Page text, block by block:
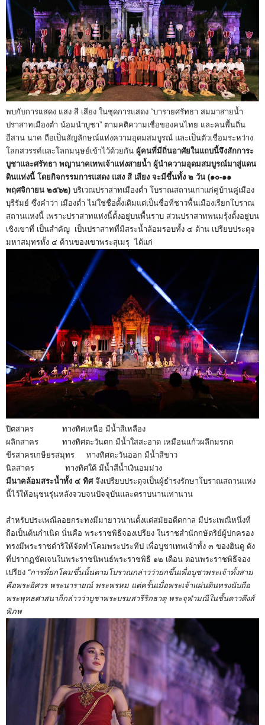
พบกับการแสดง แสง สี เสียง ในชุดการแสดง “บารายศรัทธา สมมาสายน้ำ
ปราสาทเมืองต่ำ น้อมนำบูชา” ตามคติความเชื่อของคนไทย และคนพื้นถิ่น
อีสาน นาค ถือเป็นสัญลักษณ์แห่งความอุดมสมบูรณ์ และเป็นตัวเชื่อมระหว่าง
โลกสวรรค์และโลกมนุษย์เข้าไว้ด้วยกัน ผู้คนที่มีถิ่นอาศัยในแถบนี้จึงสักการะ
บูชาและศรัทธา พญานาคเทพเจ้าแห่งสายน้ำ ผู้นำความอุดมสมบูรณ์มาสู่แดน
ดินแห่งนี้ โดยกิจกรรมการแสดง แสง สี เสียง จะมีขึ้นทั้ง ๒ วัน (๑๐-๑๑
พฤศจิกายน ๒๕๖๒) บริเวณปราสาทเมืองต่ำ โบราณสถานเก่าแก่คู่บ้านคู่เมือง
บุรีรัมย์ ซึ่งคำว่า เมืองต่ำ ไม่ใช่ชื่อดั้งเดิมแต่เป็นชื่อที่ชาวพื้นเมืองเรียกโบราณ
สถานแห่งนี้ เพราะปราสาทแห่งนี้ตั้งอยู่บนพื้นราบ ส่วนปราสาทพนมรุ้งตั้งอยู่บน
เชิงเขาที่ เป็นสำคัญ เป็นปราสาทที่มีสระน้ำล้อมรอบทั้ง ๔ ด้าน เปรียบประดุจ
มหาสมุทรทั้ง ๔ ด้านของเขาพระสุเมรุ ได้แก่
ปิตสาคร ทางทิศเหนือ มีน้ำสีเหลือง
ผลิกสาคร ทางทิศตะวันตก มีน้ำใสสะอาด เหมือนแก้วผลึกมรกต
ขีรสาครเกษียรสมุทร ทางทิศตะวันออก มีน้ำสีขาว
นิลสาคร ทางทิศใต้ มีน้ำสีน้ำเงินอมม่วง
มีนาคล้อมสระน้ำทั้ง ๔ ทิศจึงเปรียบประดุจเป็นผู้ธำรงรักษาโบราณสถานแห่ง
นี้ไว้ให้อนุชนรุ่นหลังจวบจนปัจจุบันและตราบนานเท่านาน
สำหรับประเพณีลอยกระทงมีมายาวนานตั้งแต่สมัยอดีตกาล มีประเพณีหนึ่งที่
ถือเป็นต้นกำเนิด นั่นคือ พระราชพิธีจองเปรียง ในราชสำนักกษัตริย์ผู้ปกครอง
ทรงมีพระราชดำริให้จัดทำโคมพระประทีป เพื่อบูชาเทพเจ้าทั้ง ๓ ของฮินดู ดัง
ที่ปรากฏชัดเจนในพระราชนิพนธ์พระราชพิธี ๑๒ เดือน ตอนพระราชพิธีจอง
เปรียง “การที่ยกโคมขึ้นนั้นตามโบราณกล่าวว่ายกขึ้นเพื่อบูชาพระเจ้าทั้งสาม
คือพระอิศวร พระนารายณ์ พระพรหม แต่ครั้นเมื่อพระเจ้าแผ่นดินทรงนับถือ
พระพุทธศาสนาก็กล่าวว่าบูชาพระบรมสารีริกธาตุ พระจุฬามณีในชั้นดาวดึงส์
พิภพ